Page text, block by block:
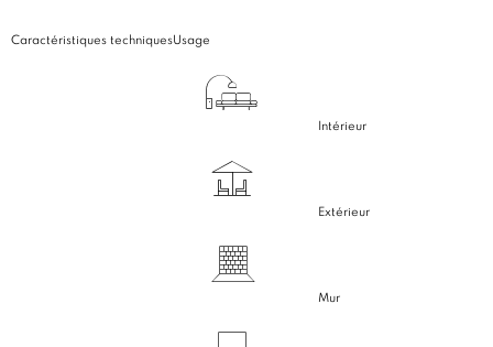
Caractéristiques techniquesUsage
Intérieur
Extérieur
Mur